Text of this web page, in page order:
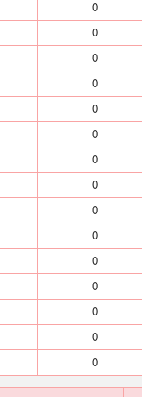
0
0
0
0
0
0
0
0
0
0
0
0
0
0
0